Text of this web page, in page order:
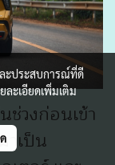
วงก่อนเข้า
าเป็น
ะประสบการณ์ที่ดี
ละเอียดเพิ่มเติม